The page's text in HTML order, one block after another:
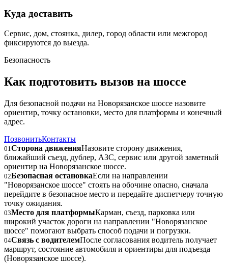
Куда доставить
Сервис, дом, стоянка, дилер, город области или межгород
фиксируются до выезда.
Безопасность
Как подготовить вызов на шоссе
Для безопасной подачи на Новорязанское шоссе назовите
ориентир, точку остановки, место для платформы и конечный
адрес.
ПозвонитьКонтакты
01Сторона движенияНазовите сторону движения,
ближайший съезд, дублер, АЗС, сервис или другой заметный
ориентир на Новорязанское шоссе.
02Безопасная остановкаЕсли на направлении
"Новорязанское шоссе" стоять на обочине опасно, сначала
перейдите в безопасное место и передайте диспетчеру точную
точку ожидания.
03Место для платформыКарман, съезд, парковка или
широкий участок дороги на направлении "Новорязанское
шоссе" помогают выбрать способ подачи и погрузки.
04Связь с водителемПосле согласования водитель получает
маршрут, состояние автомобиля и ориентиры для подъезда
(Новорязанское шоссе).